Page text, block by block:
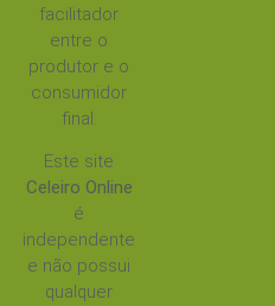
facilitador
entre o
produtor e o
consumidor
final.
Este site
Celeiro Online
é
independente
e não possui
qualquer